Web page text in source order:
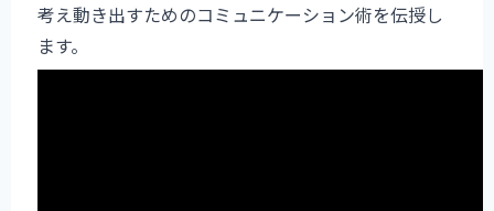
考え動き出すためのコミュニケーション術を伝授し
ます。